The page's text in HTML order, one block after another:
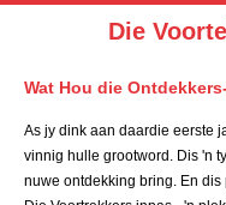
Die
Wat Hou die
As jy dink aan daardie eerste
vinnig hulle grootword. Dis 'n
nuwe ontdekking bring. En